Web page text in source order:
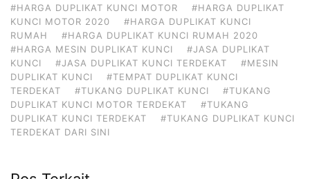
#HARGA DUPLIKAT KUNCI MOTOR
#HARGA DUPLIKAT
KUNCI MOTOR 2020
#HARGA DUPLIKAT KUNCI
RUMAH
#HARGA DUPLIKAT KUNCI RUMAH 2020
#HARGA MESIN DUPLIKAT KUNCI
#JASA DUPLIKAT
KUNCI
#JASA DUPLIKAT KUNCI TERDEKAT
#MESIN
DUPLIKAT KUNCI
#TEMPAT DUPLIKAT KUNCI
TERDEKAT
#TUKANG DUPLIKAT KUNCI
#TUKANG
DUPLIKAT KUNCI MOTOR TERDEKAT
#TUKANG
DUPLIKAT KUNCI TERDEKAT
#TUKANG DUPLIKAT KUNCI
TERDEKAT DARI SINI